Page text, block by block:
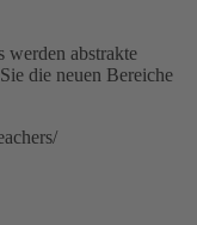
werden abstrakte
die neuen Bereiche